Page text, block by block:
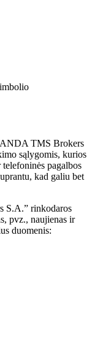
TMS Brokers
sąlygomis, kurios
pagalbos
kad galiu bet
S.A.” rinkodaros
pvz., naujienas ir
duomenis: